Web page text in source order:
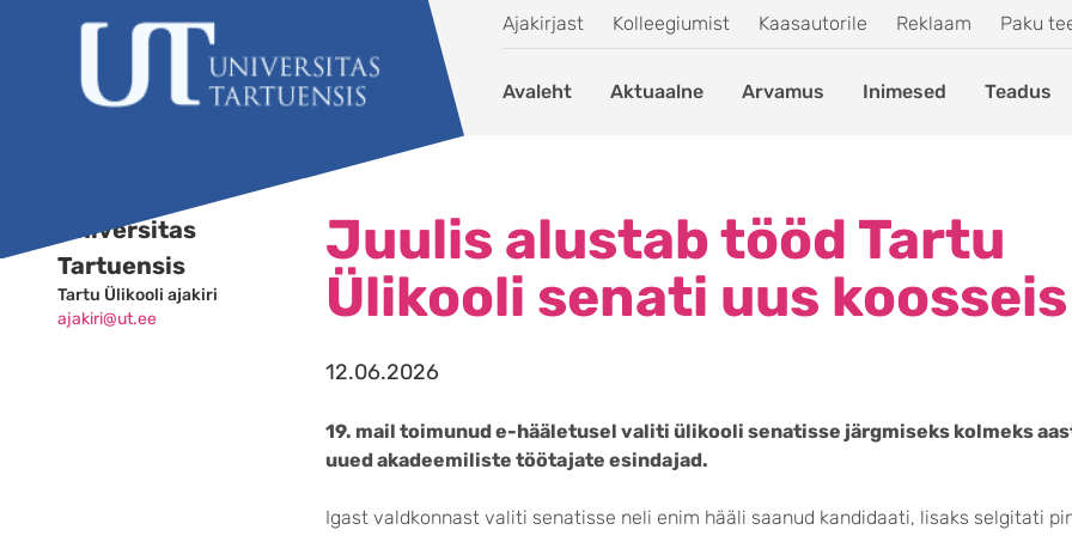
Ajakirjast Kolleegiumist Kaasautorile Reklaam Paku
Avaleht Aktuaalne Arvamus Inimesed Teadus
Universitas
Tartuensis
Tartu Ülikooli ajakiri
ajakiri@ut.ee
Juulis alustab tööd Tartu
Ülikooli senati uus koosseis
12.06.2026
19. mail toimunud e-hääletusel valiti ülikooli senatisse järgmiseks kolmeks
uued akadeemiliste töötajate esindajad.
Igast valdkonnast valiti senatisse neli enim hääli saanud kandidaati, lisaks selgitati